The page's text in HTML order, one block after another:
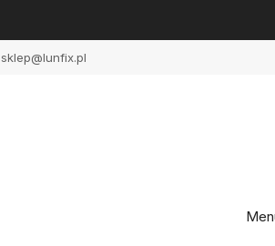
sklep@lunfix.pl